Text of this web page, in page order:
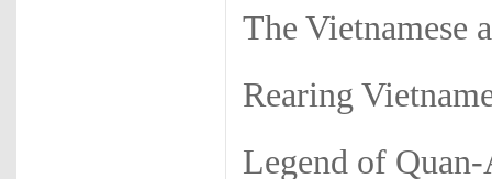
The Vietnamese
Rearing
Legend of